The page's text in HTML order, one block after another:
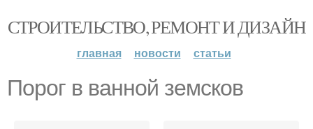
СТРОИТЕЛЬСТВО, РЕМОНТ И ДИЗАЙН
главная новости статьи
Порог в ванной земсков